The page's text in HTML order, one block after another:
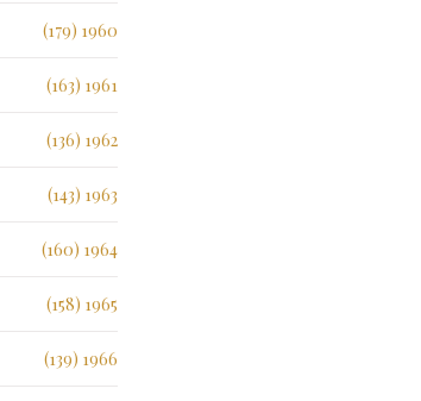
1960 (179)
1961 (163)
1962 (136)
1963 (143)
1964 (160)
1965 (158)
1966 (139)